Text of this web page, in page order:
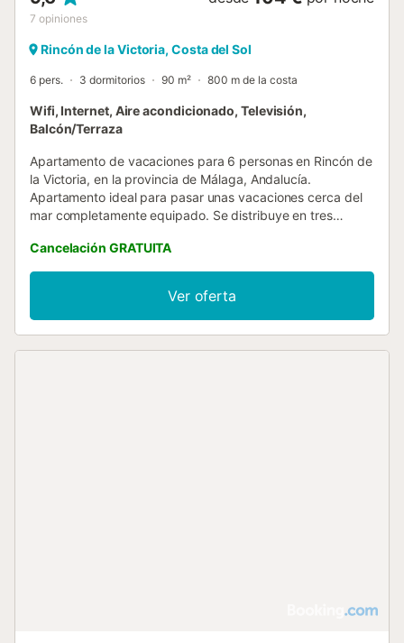
7 opiniones
Rincón de la Victoria, Costa del Sol
6 pers. 3 dormitorios 90 m² 800 m de la costa
Wifi, Internet, Aire acondicionado, Televisión,
Balcón/Terraza
Apartamento de vacaciones para 6 personas en Rincón de
la Victoria, en la provincia de Málaga, Andalucía.
Apartamento ideal para pasar unas vacaciones cerca del
mar completamente equipado. Se distribuye en tres
baño con ducha en suite. Dispone de terraza con vistas al
mar y un sillón donde relajarse. El segundo dormitorio tiene
dos camas individuales unidas y el tercer cuarto de baño
consta de una cama de matrimonio. Dispone de una
cocina completamente equipada abierta al salón comedor
Cancelación GRATUITA
Ver oferta